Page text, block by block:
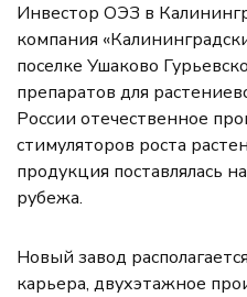
Инвестор ОЭЗ в
компания
поселке Ушаково
препаратов для
России отечественное
стимуляторов роста
продукция поставлялась
рубежа.
Новый завод
карьера, двухэтажное